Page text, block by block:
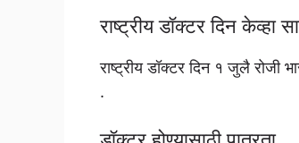
राष्ट्रीय डॉक्टर दिन केव्हा
राष्ट्रीय डॉक्टर दिन १ जुलै रोजी
.